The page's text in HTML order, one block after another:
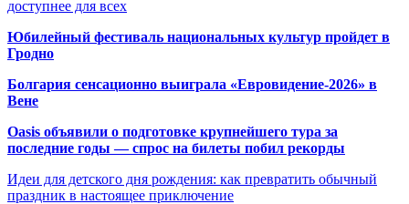
доступнее для всех
Юбилейный фестиваль национальных культур пройдет в
Гродно
Болгария сенсационно выиграла «Евровидение-2026» в
Вене
Oasis объявили о подготовке крупнейшего тура за
последние годы — спрос на билеты побил рекорды
Идеи для детского дня рождения: как превратить обычный
праздник в настоящее приключение